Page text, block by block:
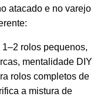
atacado e no varejo
1–2 rolos pequenos,
mentalidade DIY
rolos completos de
a mistura de